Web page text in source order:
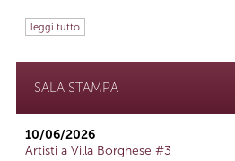
leggi tutto
SALA STAMPA
10/06/2026
Artisti a Villa Borghese #3